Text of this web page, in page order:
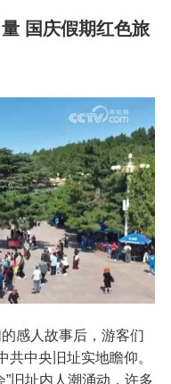
国庆假期红色旅
感人故事后，游客们
中央旧址实地瞻仰。
旧址内人潮涌动，许多